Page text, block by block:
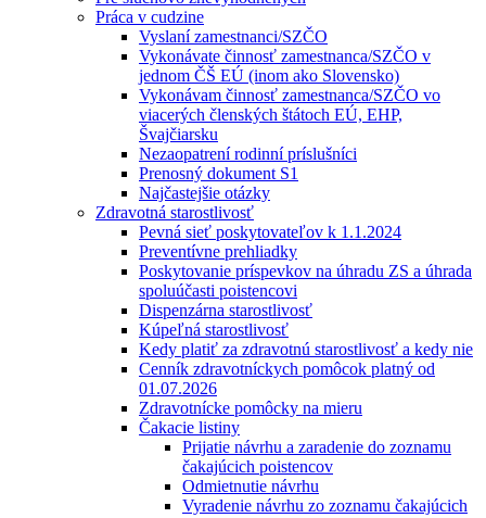
Práca v cudzine
Vyslaní zamestnanci/SZČO
Vykonávate činnosť zamestnanca/SZČO v
jednom ČŠ EÚ (inom ako Slovensko)
Vykonávam činnosť zamestnanca/SZČO vo
viacerých členských štátoch EÚ, EHP,
Švajčiarsku
Nezaopatrení rodinní príslušníci
Prenosný dokument S1
Najčastejšie otázky
Zdravotná starostlivosť
Pevná sieť poskytovateľov k 1.1.2024
Preventívne prehliadky
Poskytovanie príspevkov na úhradu ZS a úhrada
spoluúčasti poistencovi
Dispenzárna starostlivosť
Kúpeľná starostlivosť
Kedy platiť za zdravotnú starostlivosť a kedy nie
Cenník zdravotníckych pomôcok platný od
01.07.2026
Zdravotnícke pomôcky na mieru
Čakacie listiny
Prijatie návrhu a zaradenie do zoznamu
čakajúcich poistencov
Odmietnutie návrhu
Vyradenie návrhu zo zoznamu čakajúcich